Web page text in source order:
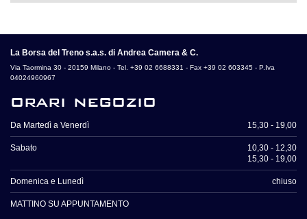
La Borsa del Treno s.a.s. di Andrea Camera & C.
Via Taormina 30 - 20159 Milano - Tel. +39 02 6688331 - Fax +39 02 603345 - P.Iva
04024960967
orari negozio
Da Martedì a Venerdì 15,30 - 19,00
Sabato
10,30 - 12,30
15,30 - 19,00
Domenica e Lunedì chiuso
MATTINO SU APPUNTAMENTO